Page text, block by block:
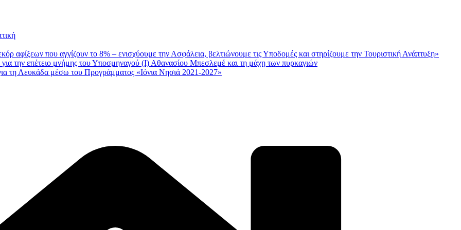
αφίξεων που αγγίζουν το 8% – ενισχύουμε την Ασφάλεια, βελτιώνουμε τις Υποδομές και στηρίζουμε την Τουριστική Ανάπτυξη»
την επέτειο μνήμης του Υποσμηναγού (Ι) Αθανασίου Μπεσλεμέ και τη μάχη των πυρκαγιών
τη Λευκάδα μέσω του Προγράμματος «Ιόνια Νησιά 2021-2027»